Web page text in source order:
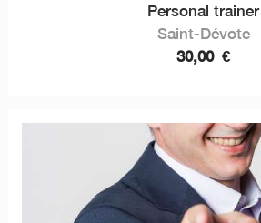
Personal trainer
Saint-Dévote
30,00 €